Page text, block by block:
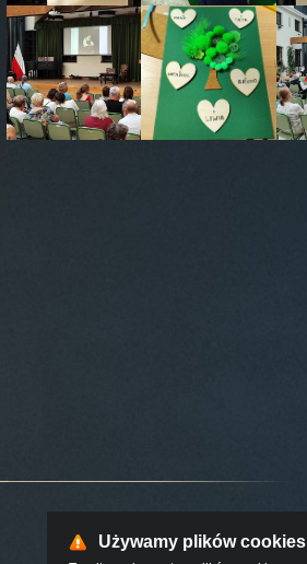
Używamy plików cookies